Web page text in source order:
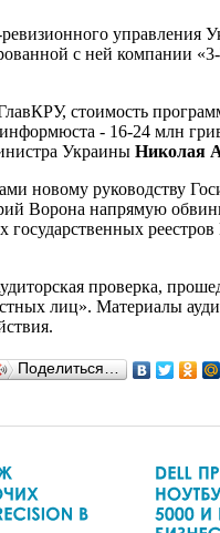
управления
с ней компании
стоимость
- 16-24 млн
Украины Николая
новому руководству
Ворона напрямую
проверка,
лиц». Материалы
Поделиться…